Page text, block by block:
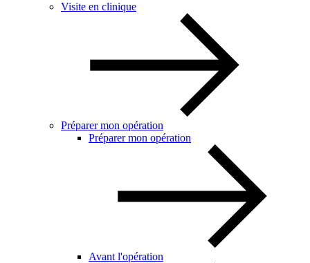
Visite en clinique
Préparer mon opération
Préparer mon opération
Avant l'opération